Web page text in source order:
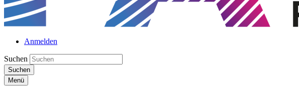
Anmelden
Suchen
Suchen
Menü